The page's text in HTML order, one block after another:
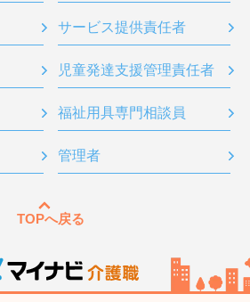
サービス提供責任者
児童発達支援管理責任者
福祉用具専門相談員
管理者
TOPへ戻る